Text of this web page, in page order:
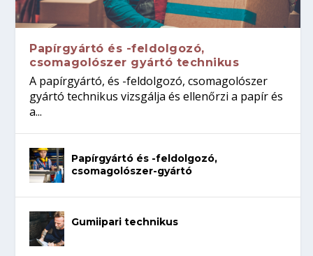
Papírgyártó és -feldolgozó,
csomagolószer gyártó technikus
A papírgyártó, és -feldolgozó, csomagolószer
gyártó technikus vizsgálja és ellenőrzi a papír és
a...
Papírgyártó és -feldolgozó,
csomagolószer-gyártó
Gumiipari technikus